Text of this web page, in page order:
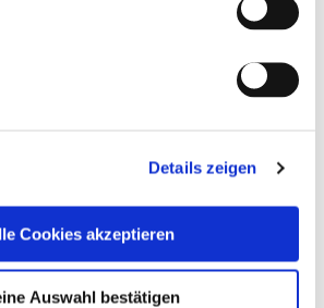
Details zeigen
Cookies akzeptieren
Auswahl bestätigen
Gebäudeplanung sowie
mit den einschlägigen Office-
Qualitätsbewusstsein
und zuverlässige
im Projektumfeld